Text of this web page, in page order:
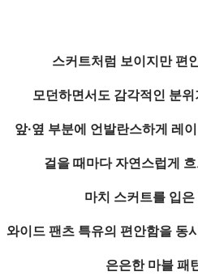
스커트처럼 보이지만 편
모던하면서도 감각적인 분
앞·옆 부분에 언발란스하게 레
걸을 때마다 자연스럽게
마치 스커트를 입
와이드 팬츠 특유의 편안함을 동
은은한 마블 패